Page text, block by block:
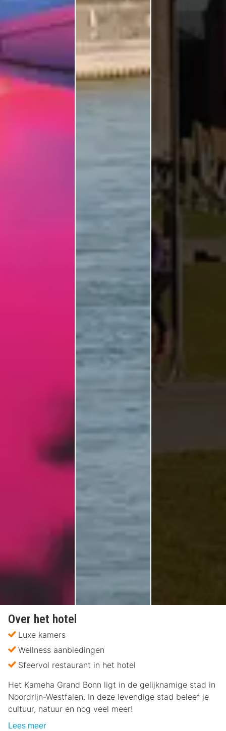
Over het hotel
Luxe kamers
Wellness aanbiedingen
Sfeervol restaurant in het hotel
Het Kameha Grand Bonn ligt in de gelijknamige stad in
Noordrijn-Westfalen. In deze levendige stad beleef je
cultuur, natuur en nog veel meer!
Lees meer